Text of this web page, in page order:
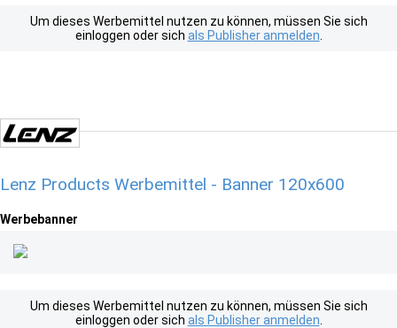
Um dieses Werbemittel nutzen zu können, müssen Sie sich
einloggen oder sich als Publisher anmelden
Lenz Products Werbemittel - Banner 120x600
Werbebanner
Um dieses Werbemittel nutzen zu können, müssen Sie sich
einloggen oder sich als Publisher anmelden